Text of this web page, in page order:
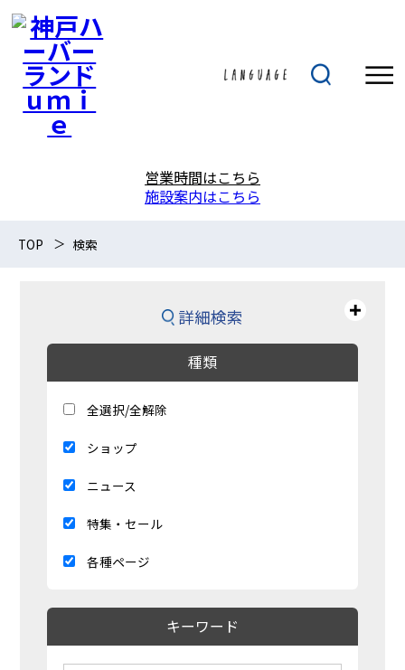
営業時間はこちら
施設案内はこちら
TOP 検索
詳細検索
種類
全選択/全解除
ショップ
ニュース
特集・セール
各種ページ
キーワード